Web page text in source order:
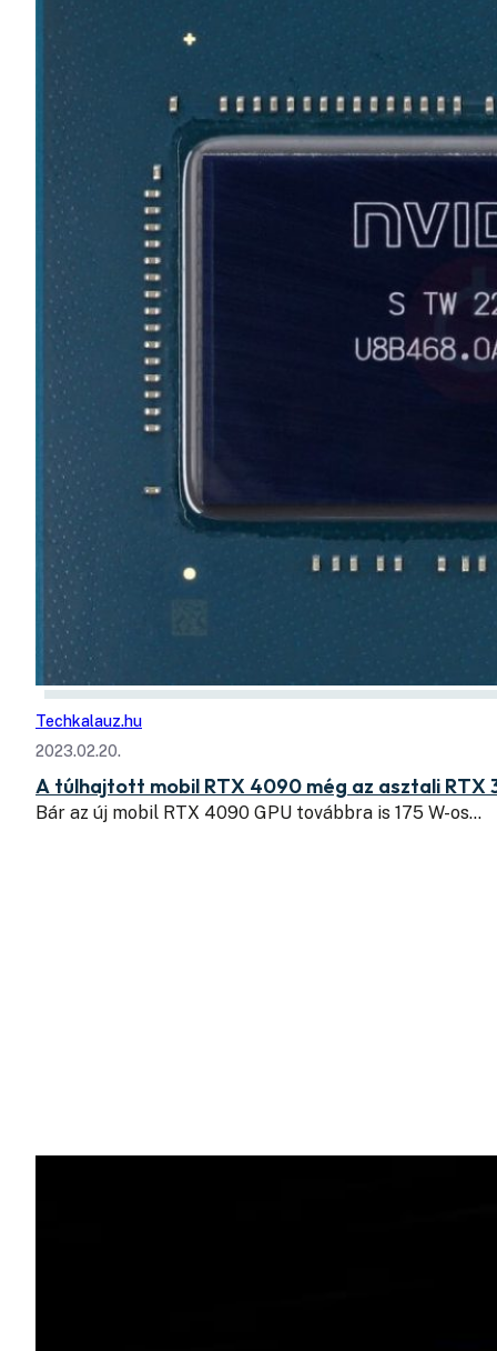
Techkalauz.hu
2023.02.20.
A túlhajtott mobil RTX 4090 még az asztali RTX
Bár az új mobil RTX 4090 GPU továbbra is 175 W-os…